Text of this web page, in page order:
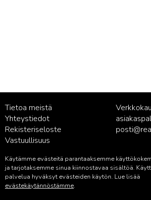
Tietoa meistä
Yhteystiedot
Rekisteriseloste
Vastuullisuus
Kustantamon asiakaspalvelu:
palvelu@readme.fi
Käytämme evästeitä parantaaksemme
ja tarjotaksemme sinua kiinnostavaa sisältöä.
palvelua hyväksyt evästeiden käytön. Lue lisää
evästekäytännöstämme.